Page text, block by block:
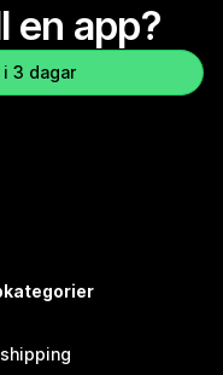
en app?
3 dagar